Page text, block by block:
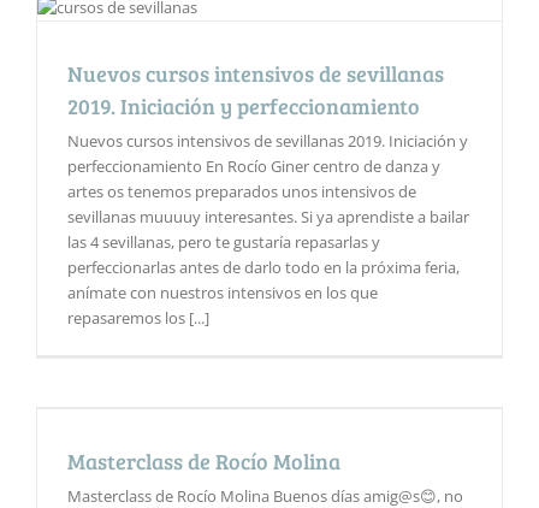
Nuevos cursos intensivos de sevillanas
2019. Iniciación y perfeccionamiento
Nuevos cursos intensivos de sevillanas 2019. Iniciación y
perfeccionamiento En Rocío Giner centro de danza y
artes os tenemos preparados unos intensivos de
sevillanas muuuuy interesantes. Si ya aprendiste a bailar
las 4 sevillanas, pero te gustaría repasarlas y
perfeccionarlas antes de darlo todo en la próxima feria,
anímate con nuestros intensivos en los que
repasaremos los [...]
Masterclass de Rocío Molina
Masterclass de Rocío Molina Buenos días amig@s😊, no